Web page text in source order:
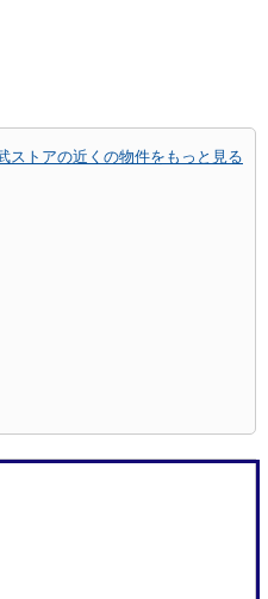
トアの近くの物件をもっと見る